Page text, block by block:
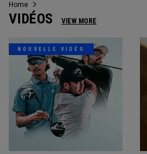
Home
VIDÉOS VIEW MORE
NOUVELLE VIDÉO